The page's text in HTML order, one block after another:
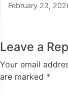
February 23,
Leave a
Your email
are marked *